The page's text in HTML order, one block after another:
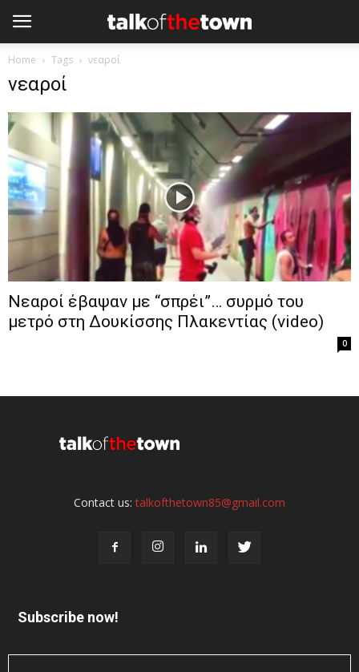
Home Tags νεαροί
νεαροί
Νεαροί έβαψαν με “σπρέι”… συρμό του
μετρό στη Δουκίσσης Πλακεντίας (video)
0
Contact us:talkofthetown85@gmail.com
Subscribe now!